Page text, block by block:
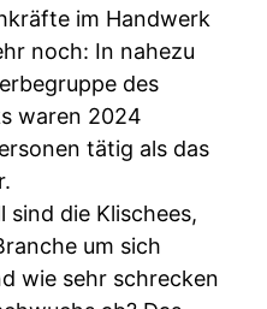
im Handwerk
noch: In nahezu
des
waren 2024
tätig als das
sind die Klischees,
um sich
wie sehr schrecken